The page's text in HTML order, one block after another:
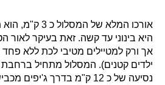
אורכו המלא של
היא בינוני עד קשה. זאת בעיקר
אך ורק למטיילים מטיבי לכת ללא
ילדים קטנים). המסלול מתחיל
נסיעה של כ 12 ק"מ בדרך